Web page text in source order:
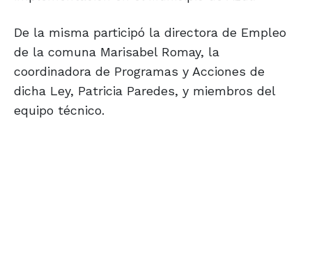
De la misma participó la directora de Empleo
de la comuna Marisabel Romay, la
coordinadora de Programas y Acciones de
dicha Ley, Patricia Paredes, y miembros del
equipo técnico.